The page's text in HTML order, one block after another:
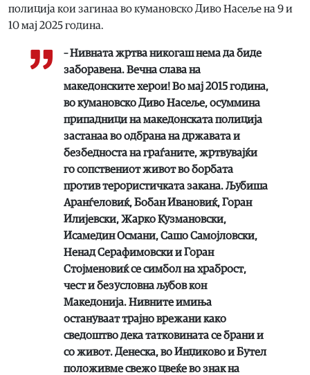
полиција кои загинаа во кумановско Диво Насеље на 9 и
10 мај 2025 година.
– Нивната жртва никогаш нема да биде
заборавена. Вечна слава на
македонските херои! Во мај 2015 година,
во кумановско Диво Насеље, осуммина
припадници на македонската полиција
застанаа во одбрана на државата и
безбедноста на граѓаните, жртвувајќи
го сопствениот живот во борбата
против терористичката закана. Љубиша
Аранѓеловиќ, Бобан Ивановиќ, Горан
Илијевски, Жарко Кузмановски,
Исамедин Османи, Сашо Самојловски,
Ненад Серафимовски и Горан
Стојменовиќ се симбол на храброст,
чест и безусловна љубов кон
Македонија. Нивните имиња
остануваат трајно врежани како
сведоштво дека татковината се брани и
со живот. Денеска, во Инџиково и Бутел
положивме свежо цвеќе во знак на